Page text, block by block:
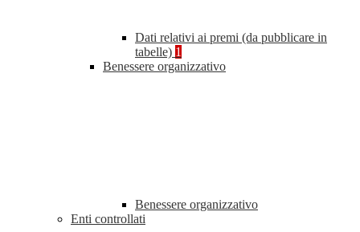
Dati relativi ai premi (da pubblicare in
tabelle) 1
Benessere organizzativo
Benessere organizzativo
Enti controllati